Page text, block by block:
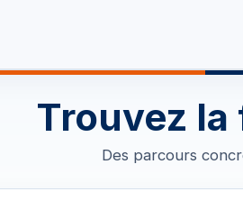
Trouvez
Des parcours